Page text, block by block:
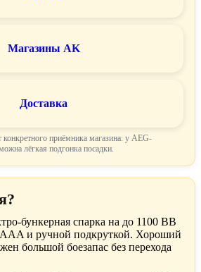
Магазины AK
Доставка
приёмника магазина: у AEG-
лёгкая подгонка посадки.
бункерная спарка на до 1100 BB
и ручной подкруткой. Хороший
большой боезапас без перехода